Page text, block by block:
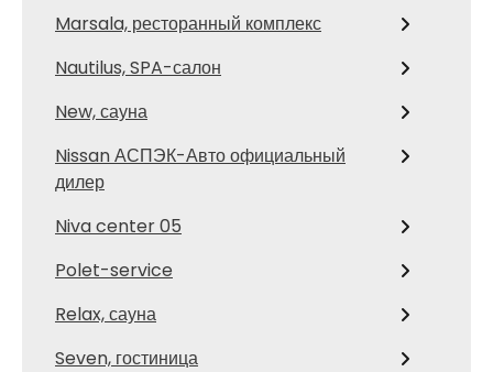
Marsala, ресторанный комплекс
Nautilus, SPA-салон
New, сауна
Nissan АСПЭК-Авто официальный
дилер
Niva center 05
Polet-service
Relax, сауна
Seven, гостиница